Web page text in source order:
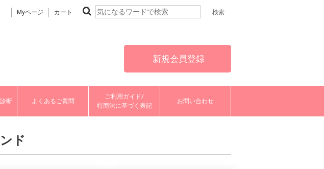
Myページ カート
新規会員登録
断 よくあるご質問
ご利用ガイド/
特商法に基づく表記
お問い合わせ
ド